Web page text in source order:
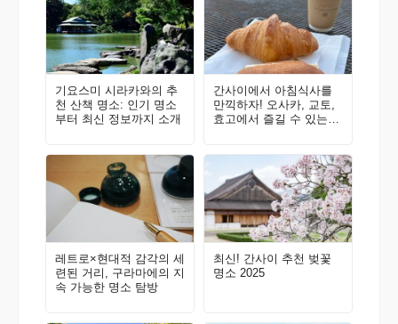
기요스미 시라카와의 추
천 산책 명소: 인기 명소
부터 최신 정보까지 소개
간사이에서 아침식사를
만끽하자! 오사카, 교토,
효고에서 즐길 수 있는
레트로×현대적 감각의 세
련된 거리, 구라마에의 지
속 가능한 명소 탐방
최신! 간사이 추천 벚꽃
명소 2025